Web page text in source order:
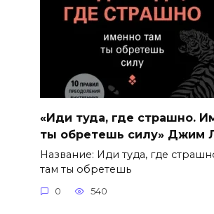
«Иди туда, где страшно.
ты обретешь силу» Джим
Название: Иди туда, где
там ты обретешь
0 540